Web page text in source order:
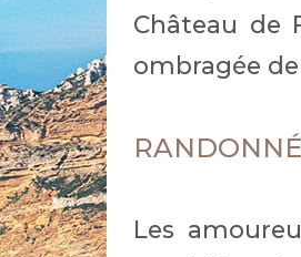
Château de
ombragée
Les